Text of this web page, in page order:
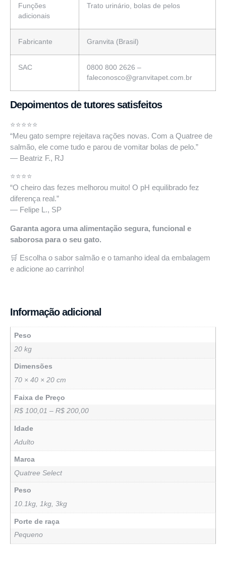
Funções
adicionais
Trato urinário, bolas de pelos
Fabricante Granvita (Brasil)
SAC
0800 800 2626 –
faleconosco@granvitapet.com.br
Depoimentos de tutores satisfeitos
⭐️⭐️⭐️⭐️⭐️
“Meu gato sempre rejeitava rações novas. Com a Quatree de
salmão, ele come tudo e parou de vomitar bolas de pelo.”
— Beatriz F., RJ
⭐️⭐️⭐️⭐️
“O cheiro das fezes melhorou muito! O pH equilibrado fez
diferença real.”
— Felipe L., SP
Garanta agora uma alimentação segura, funcional e
saborosa para o seu gato.
🛒 Escolha o sabor salmão e o tamanho ideal da embalagem
e adicione ao carrinho!
Informação adicional
Peso
20 kg
Dimensões
70 × 40 × 20 cm
Faixa de Preço
R$ 100,01 – R$ 200,00
Idade
Adulto
Marca
Quatree Select
Peso
10.1kg, 1kg, 3kg
Porte de raça
Pequeno